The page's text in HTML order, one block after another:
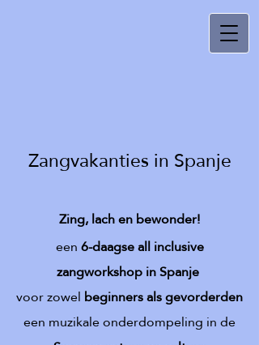
Zangvakanties in Spanje
Zing, lach en bewonder!
een6-daagse all inclusive
zangworkshop in Spanje
voor zowelbeginners als gevorderden
een muzikale onderdompeling in de